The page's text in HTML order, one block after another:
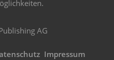
AG
Impressum